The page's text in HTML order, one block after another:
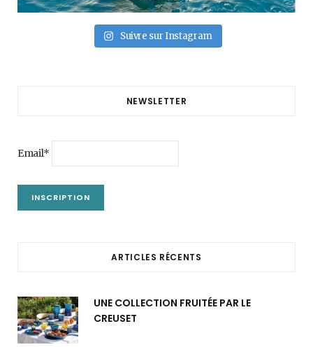
Suivre sur Instagram
NEWSLETTER
Email*
ARTICLES RÉCENTS
UNE COLLECTION FRUITÉE PAR LE
CREUSET